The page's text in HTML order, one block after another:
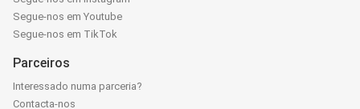
Segue-nos em Youtube
Segue-nos em TikTok
Parceiros
Interessado numa parceria?
Contacta-nos